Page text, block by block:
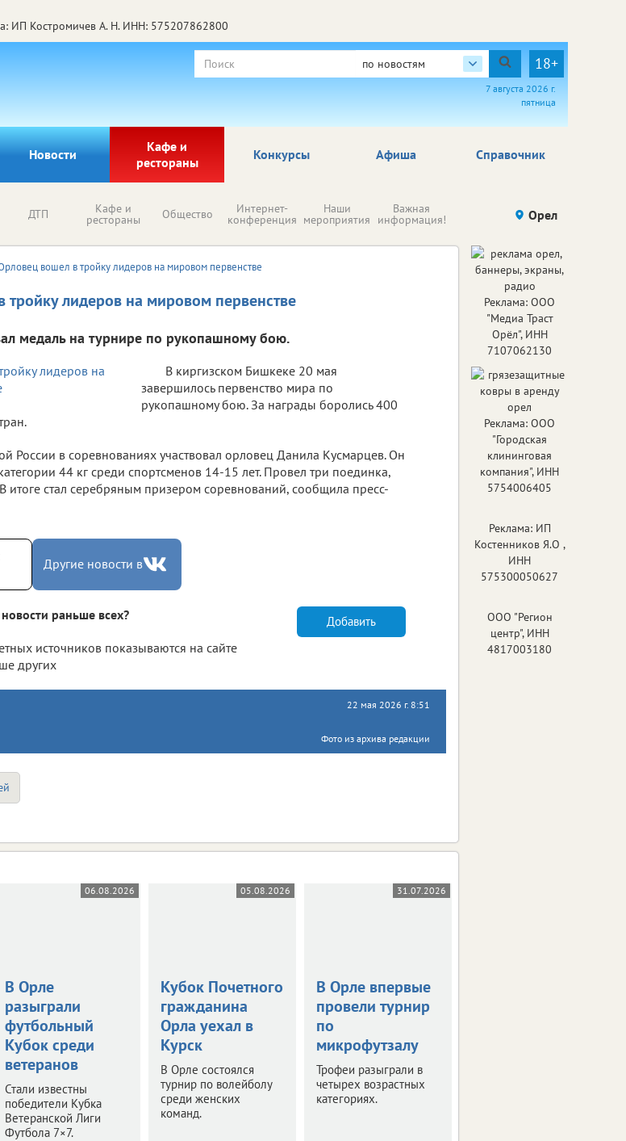
ИП Костромичев А. Н. ИНН: 575207862800
по новостям 18+
7 августа 2026 г.
пятница
Новости
Кафе и
рестораны
Афиша Справочник
Конкурсы
ДТП Кафе и
рестораны Общество Интернет-
конференция
Наши
мероприятия
Важная
информация! Происшествия Здоровье
Орел
вошел в тройку лидеров на мировом первенстве
тройку лидеров на мировом первенстве
медаль на турнире по рукопашному бою.
В киргизском Бишкеке 20 мая
завершилось первенство мира по
рукопашному бою. За награды боролись 400
России в соревнованиях участвовал орловец Данила Кусмарцев. Он
44 кг среди спортсменов 14-15 лет. Провел три поединка,
итоге стал серебряным призером соревнований, сообщила пресс-
Другие новости в
раньше всех?
источников показываются на сайте
других
Добавить
22 мая 2026 г. 8:51
Фото из архива редакции
06.08.2026
В Орле
разыграли
футбольный
Кубок среди
ветеранов
Стали известны
победители Кубка
Ветеранской Лиги
Футбола 7×7.
05.08.2026
Кубок Почетного
гражданина
Орла уехал в
Курск
В Орле состоялся
турнир по волейболу
среди женских
команд.
31.07.2026
В Орле впервые
провели турнир
по
микрофутзалу
Трофеи разыграли в
четырех возрастных
категориях.
Реклама: ООО
"Медиа Траст
Орёл", ИНН
7107062130
Реклама: ООО
"Городская
клининговая
компания", ИНН
5754006405
Реклама: ИП
Костенников Я.О ,
ИНН
575300050627
ООО "Регион
центр", ИНН
4817003180